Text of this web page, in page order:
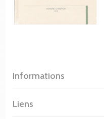
Informations
Liens